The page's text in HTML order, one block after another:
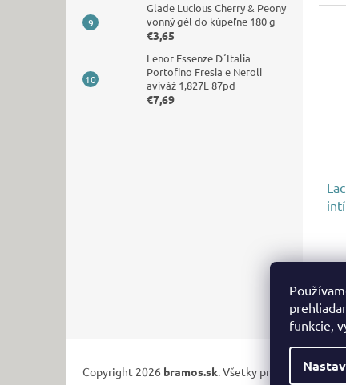
funkcie,
Glade Lucious Cherry & Peony
vonný gél do kúpeľne 180 g
€3,65
Lenor Essenze D´Italia
Portofino Fresia e Neroli
aviváž 1,827L 87pd
€7,69
Copyright 2026 bramos.sk . Všetky práva vyhradené.